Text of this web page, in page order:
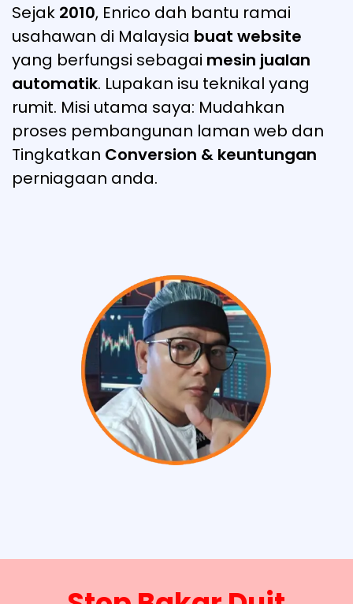
Sejak 2010, Enrico dah bantu ramai
usahawan di Malaysia buat website
yang berfungsi sebagai mesin jualan
automatik. Lupakan isu teknikal yang
rumit. Misi utama saya: Mudahkan
proses pembangunan laman web dan
Tingkatkan Conversion & keuntungan
perniagaan anda.